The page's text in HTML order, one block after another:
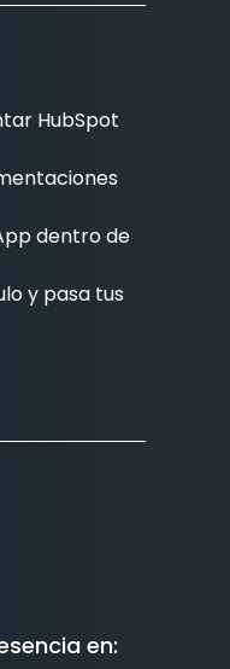
HubSpot
dentro de
y pasa tus
en: